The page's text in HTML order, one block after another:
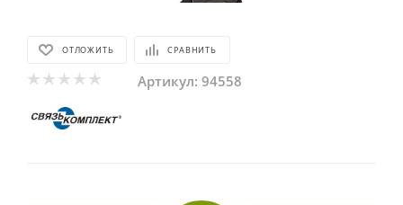
ОТЛОЖИТЬ СРАВНИТЬ
Артикул: 94558